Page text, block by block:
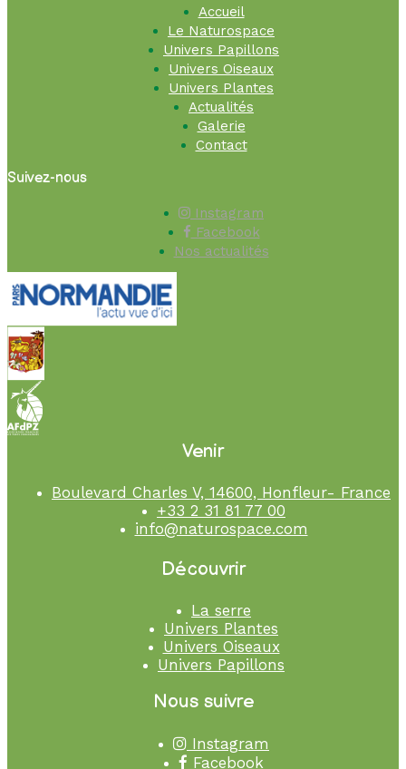
Accueil
Le Naturospace
Univers Papillons
Univers Oiseaux
Univers Plantes
Actualités
Galerie
Contact
Suivez-nous
Instagram
Facebook
Nos actualités
Venir
Boulevard Charles V, 14600, Honfleur- France
+33 2 31 81 77 00
info@naturospace.com
Découvrir
La serre
Univers Plantes
Univers Oiseaux
Univers Papillons
Nous suivre
Instagram
Facebook